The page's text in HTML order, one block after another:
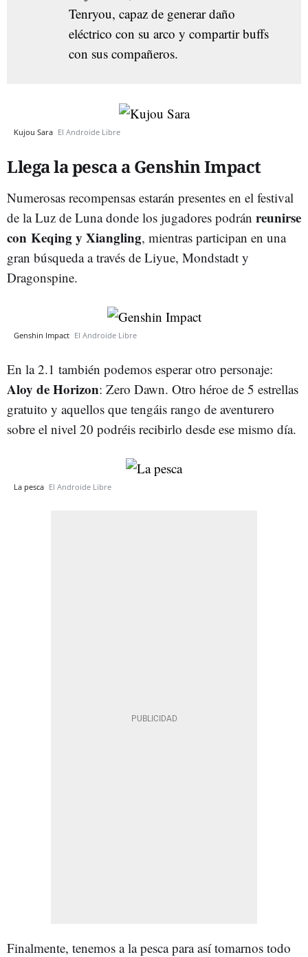
Tenryou, capaz de generar daño
eléctrico con su arco y compartir buffs
con sus compañeros.
Kujou Sara El Androide Libre
Llega la pesca a Genshin Impact
Numerosas recompensas estarán presentes en el festival
de la Luz de Luna donde los jugadores podrán reunirse
con Keqing y Xiangling, mientras participan en una
gran búsqueda a través de Liyue, Mondstadt y
Dragonspine.
Genshin Impact El Androide Libre
En la 2.1 también podemos esperar otro personaje:
Aloy de Horizon: Zero Dawn. Otro héroe de 5 estrellas
gratuito y aquellos que tengáis rango de aventurero
sobre el nivel 20 podréis recibirlo desde ese mismo día.
La pesca El Androide Libre
Finalmente, tenemos a la pesca para así tomarnos todo